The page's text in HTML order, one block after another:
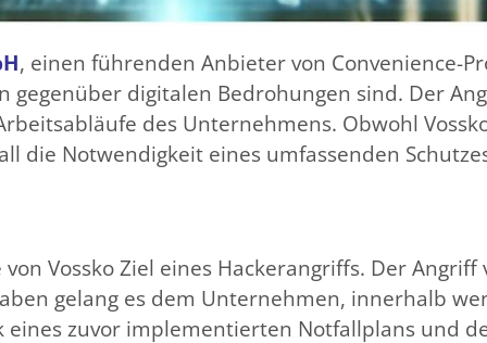
, einen führenden Anbieter von Convenience-
digitalen Bedrohungen sind. Der
des Unternehmens. Obwohl
die Notwendigkeit eines umfassenden
Vossko Ziel eines Hackerangriffs. Der
gelang es dem Unternehmen, innerhalb
zuvor implementierten Notfallplans und